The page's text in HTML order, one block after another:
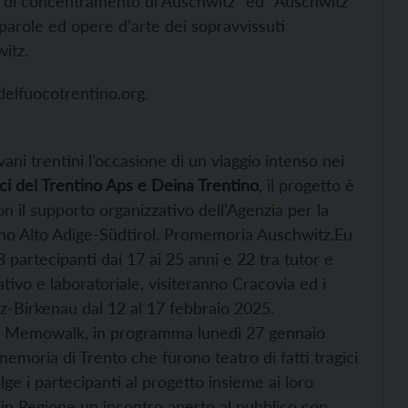
ed opere d’arte dei sopravvissuti
.
trentini l’occasione di un viaggio intenso nei
del Trentino Aps e Deina Trentino , il progetto è
il supporto organizzativo dell’Agenzia per la
Alto Adige-Südtirol. Promemoria Auschwitz.Eu
partecipanti dai 17 ai 25 anni e 22 tra tutor e
e laboratoriale, visiteranno Cracovia ed i
Birkenau dal 12 al 17 febbraio 2025.
in programma lunedì 27 gennaio
di Trento che furono teatro di fatti tragici
i partecipanti al progetto insieme ai loro